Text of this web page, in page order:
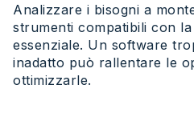
Analizzare i bisogni a
strumenti compatibili con
essenziale. Un software
inadatto può rallentare le
ottimizzarle.